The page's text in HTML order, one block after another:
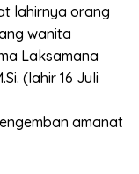
lahirnya orang
wanita
Laksamana
(lahir 16 Juli
amanat